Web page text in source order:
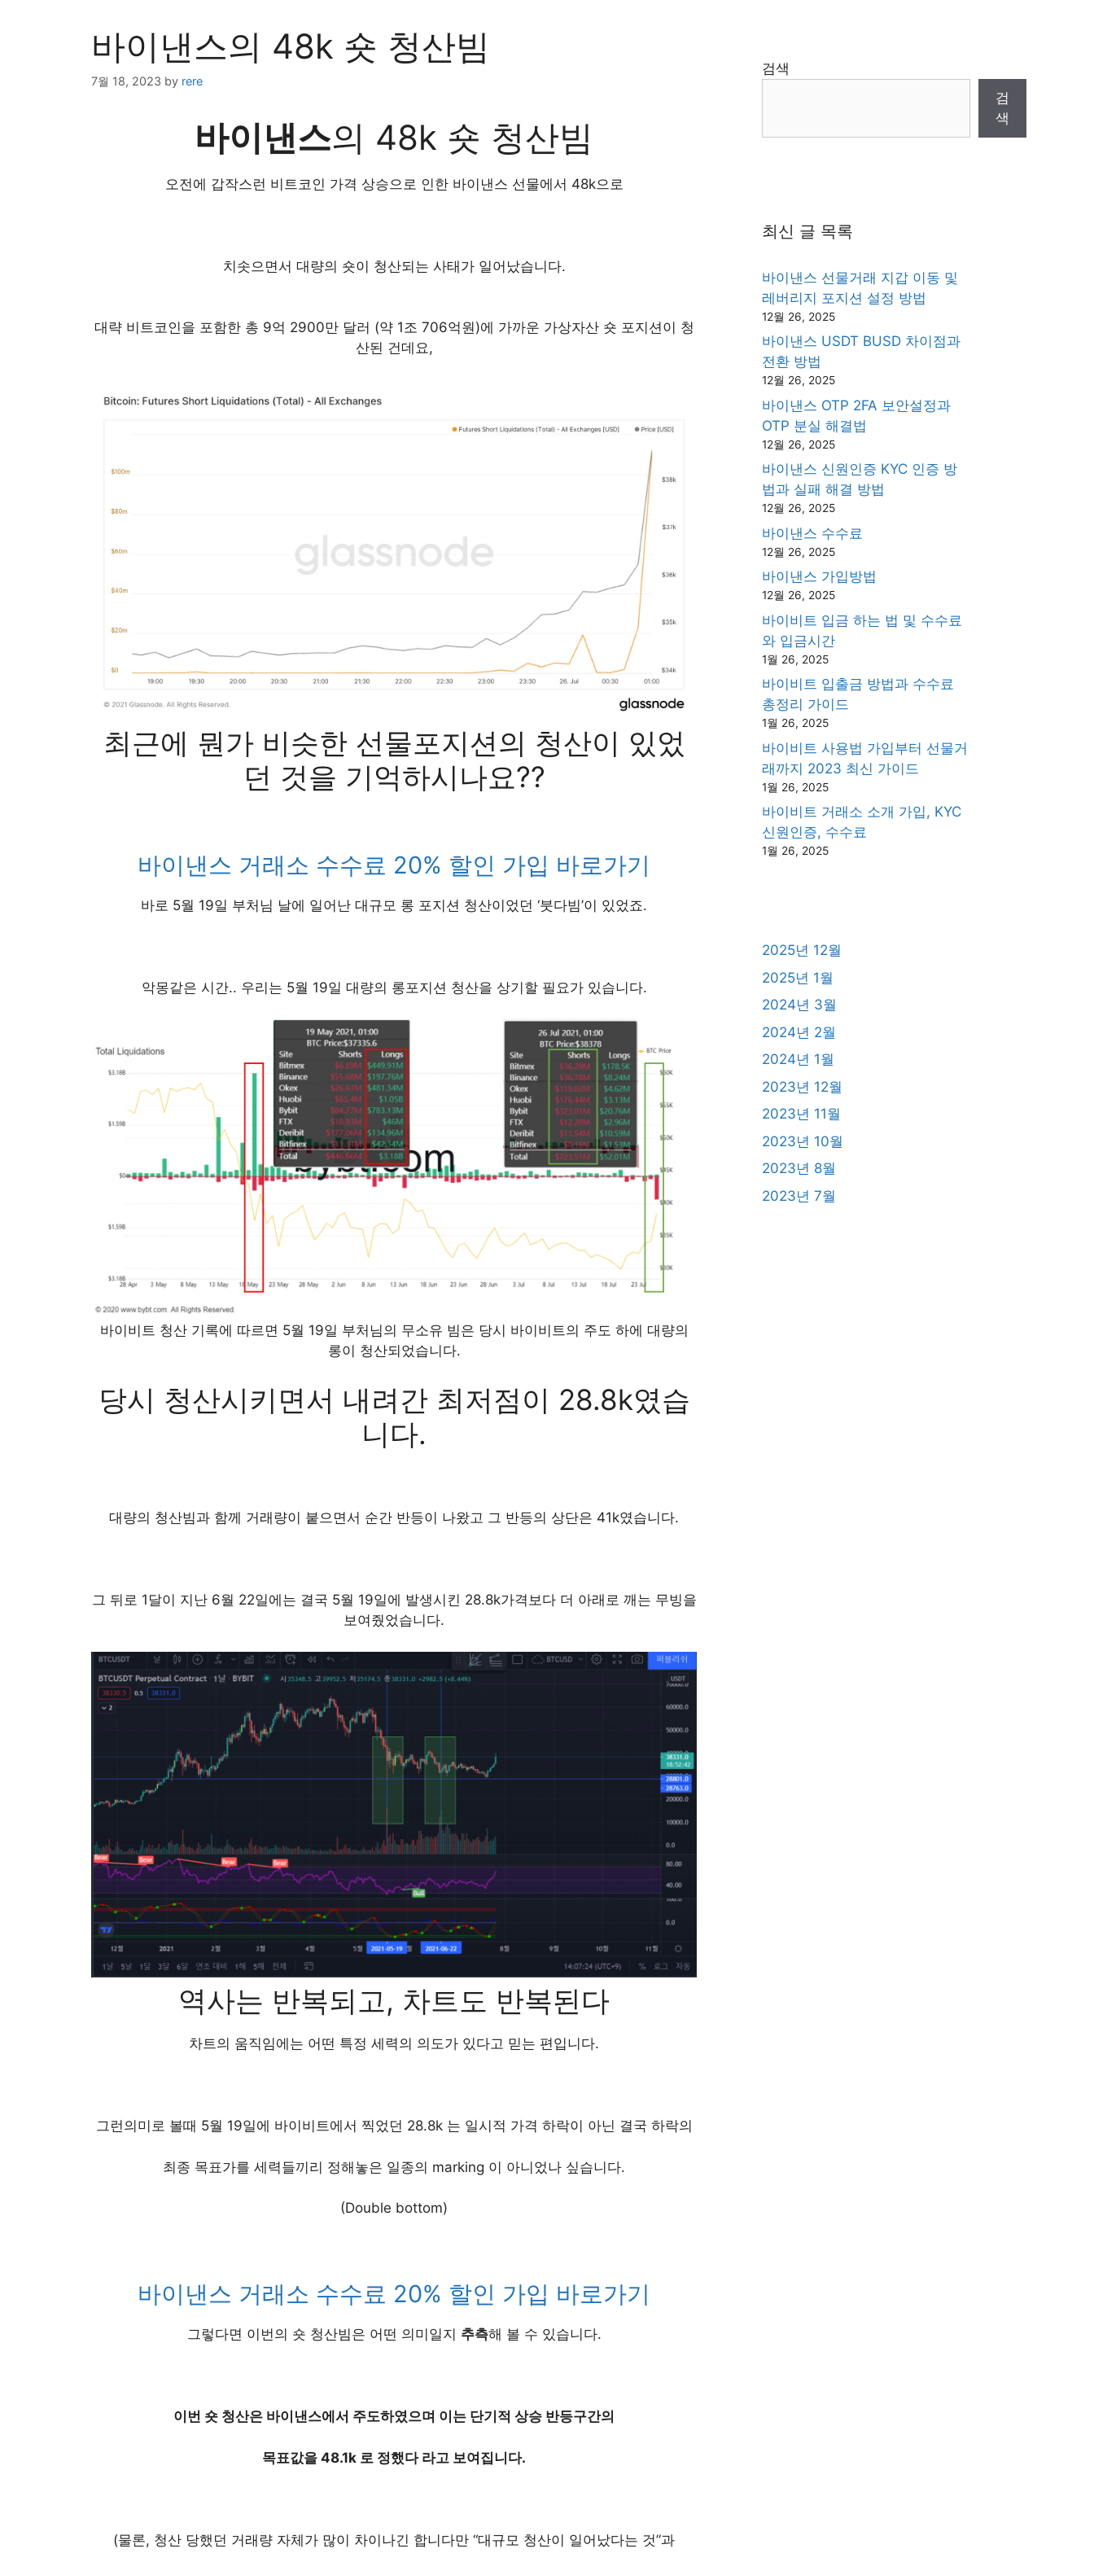
바이낸스의 48k 숏 청산빔
7월 18, 2023 by rere
바이낸스의 48k 숏 청산빔
오전에 갑작스런 비트코인 가격 상승으로 인한 바이낸스 선물에서 48k으로
치솟으면서 대량의 숏이 청산되는 사태가 일어났습니다.
대략 비트코인을 포함한 총 9억 2900만 달러 (약 1조 706억원)에 가까운 가상자산 숏 포지션이 청
산된 건데요,
최근에 뭔가 비슷한 선물포지션의 청산이 있었
던 것을 기억하시나요??
바이낸스 거래소 수수료 20% 할인 가입 바로가기
바로 5월 19일 부처님 날에 일어난 대규모 롱 포지션 청산이었던 ‘붓다빔’이 있었죠.
악몽같은 시간.. 우리는 5월 19일 대량의 롱포지션 청산을 상기할 필요가 있습니다.
바이비트 청산 기록에 따르면 5월 19일 부처님의 무소유 빔은 당시 바이비트의 주도 하에 대량의
롱이 청산되었습니다.
당시 청산시키면서 내려간 최저점이 28.8k였습
니다.
대량의 청산빔과 함께 거래량이 붙으면서 순간 반등이 나왔고 그 반등의 상단은 41k였습니다.
그 뒤로 1달이 지난 6월 22일에는 결국 5월 19일에 발생시킨 28.8k가격보다 더 아래로 깨는 무빙을
보여줬었습니다.
역사는 반복되고, 차트도 반복된다
차트의 움직임에는 어떤 특정 세력의 의도가 있다고 믿는 편입니다.
그런의미로 볼때 5월 19일에 바이비트에서 찍었던 28.8k 는 일시적 가격 하락이 아닌 결국 하락의
최종 목표가를 세력들끼리 정해놓은 일종의 marking 이 아니었나 싶습니다.
(Double bottom)
바이낸스 거래소 수수료 20% 할인 가입 바로가기
그렇다면 이번의 숏 청산빔은 어떤 의미일지 추측해 볼 수 있습니다.
이번 숏 청산은 바이낸스에서 주도하였으며 이는 단기적 상승 반등구간의
목표값을 48.1k 로 정했다 라고 보여집니다.
(물론, 청산 당했던 거래량 자체가 많이 차이나긴 합니다만 “대규모 청산이 일어났다는 것”과
검색
검
색
최신 글 목록
바이낸스 선물거래 지갑 이동 및
레버리지 포지션 설정 방법
12월 26, 2025
바이낸스 USDT BUSD 차이점과
전환 방법
12월 26, 2025
바이낸스 OTP 2FA 보안설정과
OTP 분실 해결법
12월 26, 2025
바이낸스 신원인증 KYC 인증 방
법과 실패 해결 방법
12월 26, 2025
바이낸스 수수료
12월 26, 2025
바이낸스 가입방법
12월 26, 2025
바이비트 입금 하는 법 및 수수료
와 입금시간
1월 26, 2025
바이비트 입출금 방법과 수수료
총정리 가이드
1월 26, 2025
바이비트 사용법 가입부터 선물거
래까지 2023 최신 가이드
1월 26, 2025
바이비트 거래소 소개 가입, KYC
신원인증, 수수료
1월 26, 2025
2025년 12월
2025년 1월
2024년 3월
2024년 2월
2024년 1월
2023년 12월
2023년 11월
2023년 10월
2023년 8월
2023년 7월